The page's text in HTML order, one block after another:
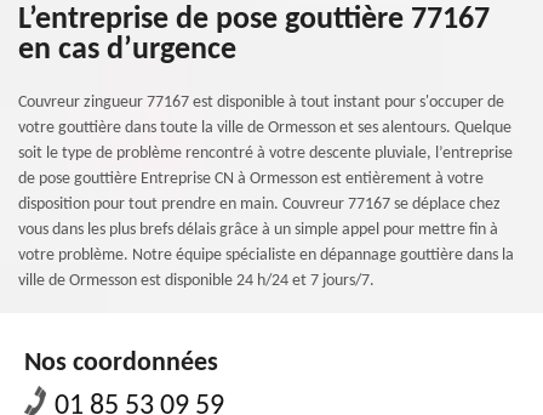
L’entreprise de pose gouttière 77167
en cas d’urgence
Couvreur zingueur 77167 est disponible à tout instant pour s'occuper de
votre gouttière dans toute la ville de Ormesson et ses alentours. Quelque
soit le type de problème rencontré à votre descente pluviale, l’entreprise
de pose gouttière Entreprise CN à Ormesson est entièrement à votre
disposition pour tout prendre en main. Couvreur 77167 se déplace chez
vous dans les plus brefs délais grâce à un simple appel pour mettre fin à
votre problème. Notre équipe spécialiste en dépannage gouttière dans la
ville de Ormesson est disponible 24 h/24 et 7 jours/7.
Nos coordonnées
01 85 53 09 59